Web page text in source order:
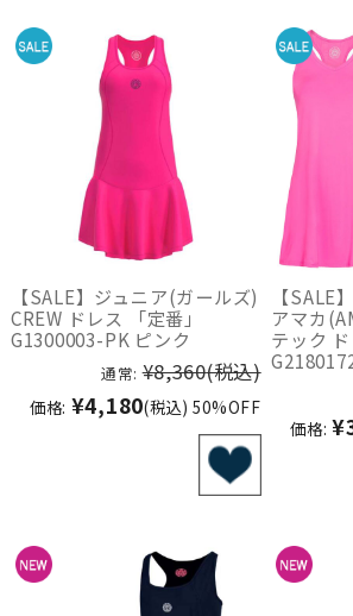
【SALE】ジュニア(ガールズ)
CREW ドレス 「定番」
G1300003-PK ピンク
通常: ¥8,360(税込)
価格: ¥4,180(税込) 50%OFF
【SALE
アマカ
テック
価格: